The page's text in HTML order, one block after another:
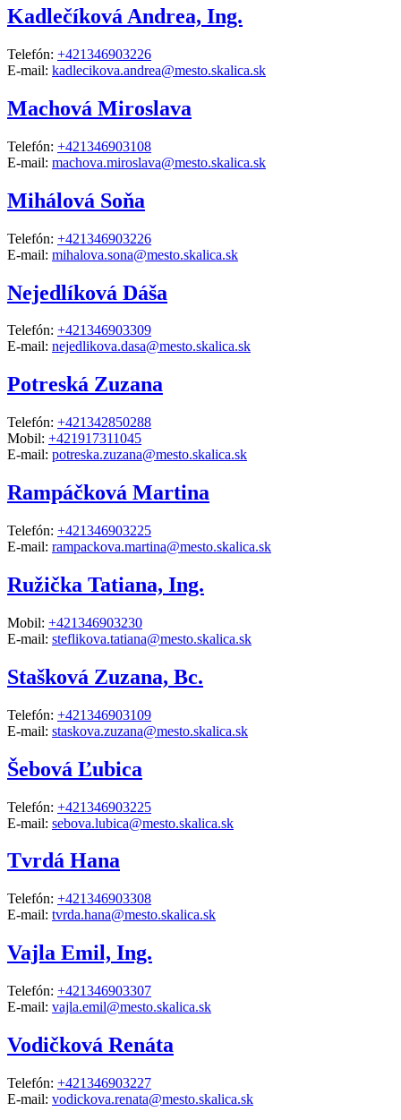
Kadlečíková Andrea, Ing.
Telefón: +421346903226
E-mail: kadlecikova.andrea@mesto.skalica.sk
Machová Miroslava
Telefón: +421346903108
E-mail: machova.miroslava@mesto.skalica.sk
Mihálová Soňa
Telefón: +421346903226
E-mail: mihalova.sona@mesto.skalica.sk
Nejedlíková Dáša
Telefón: +421346903309
E-mail: nejedlikova.dasa@mesto.skalica.sk
Potreská Zuzana
Telefón: +421342850288
Mobil: +421917311045
E-mail: potreska.zuzana@mesto.skalica.sk
Rampáčková Martina
Telefón: +421346903225
E-mail: rampackova.martina@mesto.skalica.sk
Ružička Tatiana, Ing.
Mobil: +421346903230
E-mail: steflikova.tatiana@mesto.skalica.sk
Stašková Zuzana, Bc.
Telefón: +421346903109
E-mail: staskova.zuzana@mesto.skalica.sk
Šebová Ľubica
Telefón: +421346903225
E-mail: sebova.lubica@mesto.skalica.sk
Tvrdá Hana
Telefón: +421346903308
E-mail: tvrda.hana@mesto.skalica.sk
Vajla Emil, Ing.
Telefón: +421346903307
E-mail: vajla.emil@mesto.skalica.sk
Vodičková Renáta
Telefón: +421346903227
E-mail: vodickova.renata@mesto.skalica.sk